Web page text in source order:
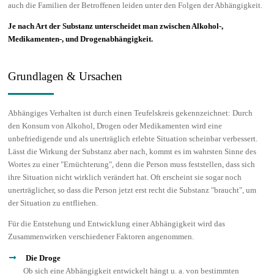
auch die Familien der Betroffenen leiden unter den Folgen der Abhängigkeit.
Je nach Art der Substanz unterscheidet man zwischen Alkohol-,
Medikamenten-, und Drogenabhängigkeit.
Grundlagen & Ursachen
Abhängiges Verhalten ist durch einen Teufelskreis gekennzeichnet: Durch
den Konsum von Alkohol, Drogen oder Medikamenten wird eine
unbefriedigende und als unerträglich erlebte Situation scheinbar verbessert.
Lässt die Wirkung der Substanz aber nach, kommt es im wahrsten Sinne des
Wortes zu einer "Ernüchterung", denn die Person muss feststellen, dass sich
ihre Situation nicht wirklich verändert hat. Oft erscheint sie sogar noch
unerträglicher, so dass die Person jetzt erst recht die Substanz "braucht", um
der Situation zu entfliehen.
Für die Entstehung und Entwicklung einer Abhängigkeit wird das
Zusammenwirken verschiedener Faktoren angenommen.
Die Droge
Ob sich eine Abhängigkeit entwickelt hängt u. a. von bestimmten